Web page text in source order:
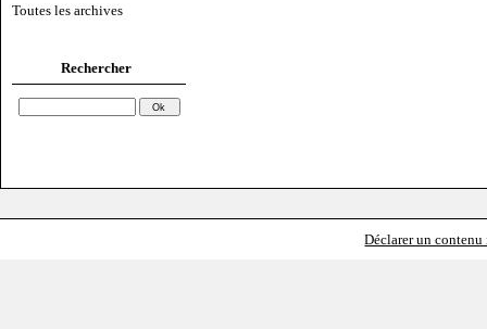
Toutes les archives
Rechercher
Déclarer un